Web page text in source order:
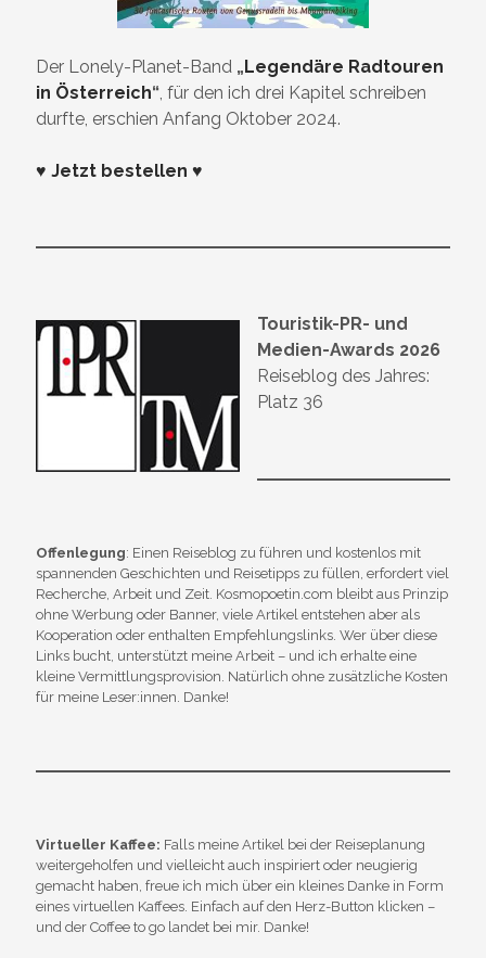
Der Lonely-Planet-Band „Legendäre Radtouren
in Österreich“, für den ich drei Kapitel schreiben
durfte, erschien Anfang Oktober 2024.
♥ Jetzt bestellen ♥
Touristik-PR- und
Medien-Awards 2026
Reiseblog des Jahres:
Platz 36
Offenlegung: Einen Reiseblog zu führen und kostenlos mit
spannenden Geschichten und Reisetipps zu füllen, erfordert viel
Recherche, Arbeit und Zeit. Kosmopoetin.com bleibt aus Prinzip
ohne Werbung oder Banner, viele Artikel entstehen aber als
Kooperation oder enthalten Empfehlungslinks. Wer über diese
Links bucht, unterstützt meine Arbeit – und ich erhalte eine
kleine Vermittlungsprovision. Natürlich ohne zusätzliche Kosten
für meine Leser:innen. Danke!
Virtueller Kaffee: Falls meine Artikel bei der Reiseplanung
weitergeholfen und vielleicht auch inspiriert oder neugierig
gemacht haben, freue ich mich über ein kleines Danke in Form
eines virtuellen Kaffees. Einfach auf den Herz-Button klicken –
und der Coffee to go landet bei mir. Danke!